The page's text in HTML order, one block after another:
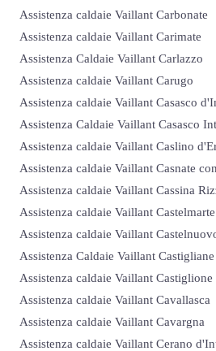
Assistenza caldaie Vaillant Carbonate
Assistenza caldaie Vaillant Carimate
Assistenza Caldaie Vaillant Carlazzo
Assistenza caldaie Vaillant Carugo
Assistenza caldaie Vaillant Casasco
Assistenza Caldaie Vaillant Casasco
Assistenza caldaie Vaillant Caslino
Assistenza caldaie Vaillant Casnate
Assistenza caldaie Vaillant Cassina
Assistenza caldaie Vaillant Castelmarte
Assistenza caldaie Vaillant
Assistenza Caldaie Vaillant
Assistenza caldaie Vaillant
Assistenza caldaie Vaillant Cavallasca
Assistenza caldaie Vaillant Cavargna
Assistenza caldaie Vaillant Cerano